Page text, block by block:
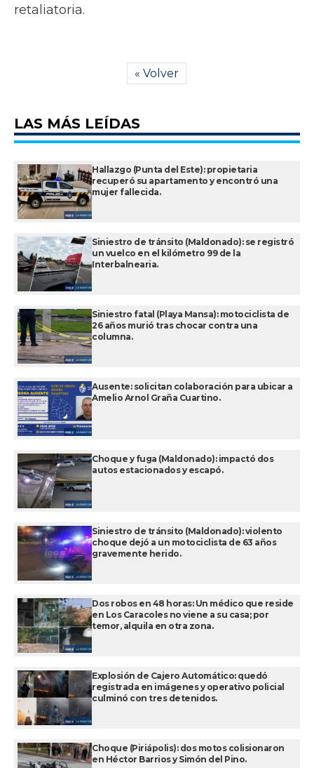
retaliatoria.
« Volver
LAS MÁS LEÍDAS
Hallazgo (Punta del Este): propietaria
recuperó su apartamento y encontró una
mujer fallecida.
Siniestro de tránsito (Maldonado): se registró
un vuelco en el kilómetro 99 de la
Interbalnearia.
Siniestro fatal (Playa Mansa): motociclista de
26 años murió tras chocar contra una
columna.
Ausente: solicitan colaboración para ubicar a
Amelio Arnol Graña Cuartino.
Choque y fuga (Maldonado): impactó dos
autos estacionados y escapó.
Siniestro de tránsito (Maldonado): violento
choque dejó a un motociclista de 63 años
gravemente herido.
Dos robos en 48 horas: Un médico que reside
en Los Caracoles no viene a su casa; por
temor, alquila en otra zona.
Explosión de Cajero Automático: quedó
registrada en imágenes y operativo policial
culminó con tres detenidos.
Choque (Piriápolis): dos motos colisionaron
en Héctor Barrios y Simón del Pino.